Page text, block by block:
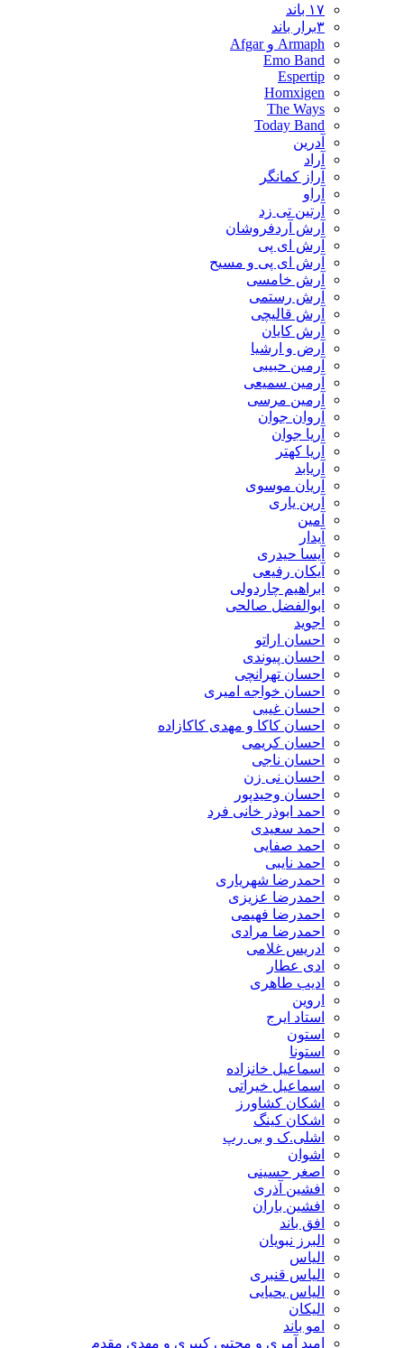
۱۷ باند
۳برار باند
Armaph و Afgar
Emo Band
Espertip
Homxigen
The Ways
Today Band
آدرین
آراد
آراز کمانگر
آراو
آرتین تی زد
آرش آردفروشان
آرش ای پی
آرش ای پی و مسیح
آرش خامسی
آرش رستمی
آرش قالیچی
آرش کایان
​آرض و ارشیا
آرمین حبیبی
آرمین سمیعی
آرمین مرسی
آروان جوان
آریا جوان
آریا کهتر
آریابد
آریان موسوی
آرین یاری
آمین
آیدار
آیسا حیدری
آیکان رفیعی
ابراهیم چاردولی
ابوالفضل صالحی
اجوید
احسان اراتو
احسان پیوندی
احسان تهرانچی
احسان خواجه امیری
احسان غیبی
احسان کاکا و مهدی کاکازاده
احسان کریمی
احسان ناجی
احسان نی زن
احسان وحیدپور
احمد ابوذر خانی فرد
احمد سعیدی
احمد صفایی
احمد نایبی
احمدرضا شهریاری
احمدرضا عزیزی
احمدرضا فهیمی
احمدرضا مرادی
ادریس غلامی
ادی عطار
ادیب طاهری
اروین
استاد ایرج
استون
استونا
اسماعیل خانزاده
اسماعیل خیراتی
اشکان کشاورز
اشکان کینگ
اشلی.ک و بی رپ
اشوان
اصغر حسینی
افشین آذری
افشین باران
افق باند
البرز نبویان
الیاس
الیاس قنبرى
الیاس یحیایی
الیکان
امو باند
امید آمری و مجتبی کبیری و مهدى مقدم